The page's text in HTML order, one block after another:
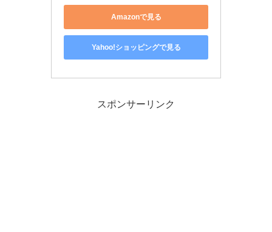
Amazonで見る
Yahoo!ショッピングで見る
スポンサーリンク